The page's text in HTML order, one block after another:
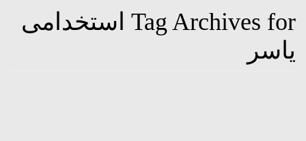
Tag Archives for استخدامی
یاسر